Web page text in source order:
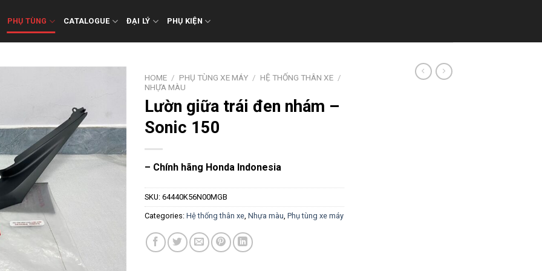
PHỤ TÙNG CATALOGUE ĐẠI LÝ PHỤ KIỆN
HOME / PHỤ TÙNG XE MÁY / HỆ THỐNG THÂN XE /
NHỰA MÀU
Lườn giữa trái đen nhám –
Sonic 150
– Chính hãng Honda Indonesia
SKU: 64440K56N00MGB
Categories: Hệ thống thân xe Nhựa màu Phụ tùng xe máy